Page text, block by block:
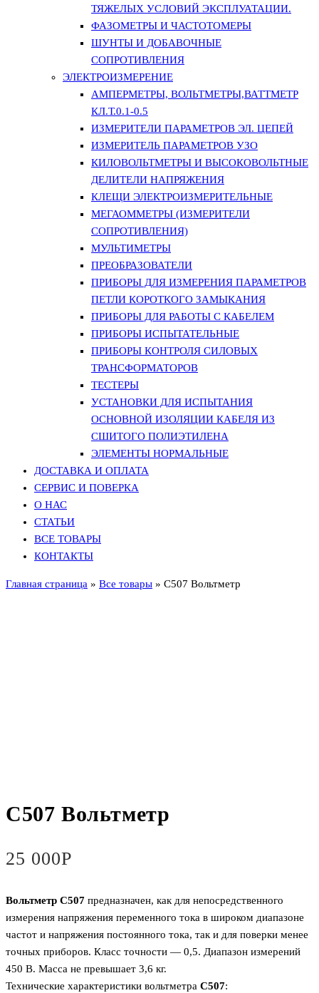
ТЯЖЕЛЫХ УСЛОВИЙ ЭКСПЛУАТАЦИИ.
ФАЗОМЕТРЫ И ЧАСТОТОМЕРЫ
ШУНТЫ И ДОБАВОЧНЫЕ
СОПРОТИВЛЕНИЯ
ЭЛЕКТРОИЗМЕРЕНИЕ
АМПЕРМЕТРЫ, ВОЛЬТМЕТРЫ,ВАТТМЕТР
КЛ.Т.0.1-0.5
ИЗМЕРИТЕЛИ ПАРАМЕТРОВ ЭЛ. ЦЕПЕЙ
ИЗМЕРИТЕЛЬ ПАРАМЕТРОВ УЗО
КИЛОВОЛЬТМЕТРЫ И ВЫСОКОВОЛЬТНЫЕ
ДЕЛИТЕЛИ НАПРЯЖЕНИЯ
КЛЕЩИ ЭЛЕКТРОИЗМЕРИТЕЛЬНЫЕ
МЕГАОММЕТРЫ (ИЗМЕРИТЕЛИ
СОПРОТИВЛЕНИЯ)
МУЛЬТИМЕТРЫ
ПРЕОБРАЗОВАТЕЛИ
ПРИБОРЫ ДЛЯ ИЗМЕРЕНИЯ ПАРАМЕТРОВ
ПЕТЛИ КОРОТКОГО ЗАМЫКАНИЯ
ПРИБОРЫ ДЛЯ РАБОТЫ С КАБЕЛЕМ
ПРИБОРЫ ИСПЫТАТЕЛЬНЫЕ
ПРИБОРЫ КОНТРОЛЯ СИЛОВЫХ
ТРАНСФОРМАТОРОВ
ТЕСТЕРЫ
УСТАНОВКИ ДЛЯ ИСПЫТАНИЯ
ОСНОВНОЙ ИЗОЛЯЦИИ КАБЕЛЯ ИЗ
СШИТОГО ПОЛИЭТИЛЕНА
ЭЛЕМЕНТЫ НОРМАЛЬНЫЕ
ДОСТАВКА И ОПЛАТА
СЕРВИС И ПОВЕРКА
О НАС
СТАТЬИ
ВСЕ ТОВАРЫ
КОНТАКТЫ
Главная страница » Все товары » С507 Вольтметр
С507 Вольтметр
25 000Р
Вольтметр С507 предназначен, как для непосредственного
измерения напряжения переменного тока в широком диапазоне
частот и напряжения постоянного тока, так и для поверки менее
точных приборов. Класс точности — 0,5. Диапазон измерений
450 В. Масса не превышает 3,6 кг.
Технические характеристики вольтметра С507: